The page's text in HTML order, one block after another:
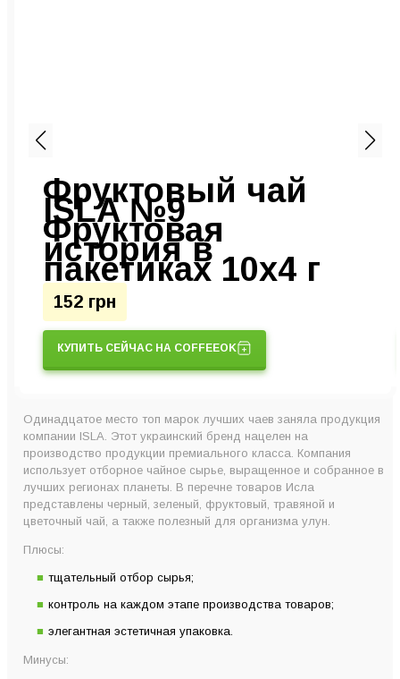
Фруктовый чай
ISLA №9
Фруктовая
история в
пакетиках 10х4 г
152 грн
КУПИТЬ СЕЙЧАС НА COFFEEOK
Одинадцатое место топ марок лучших чаев заняла продукция
компании ISLA. Этот украинский бренд нацелен на
производство продукции премиального класса. Компания
использует отборное чайное сырье, выращенное и собранное в
лучших регионах планеты. В перечне товаров Исла
представлены черный, зеленый, фруктовый, травяной и
цветочный чай, а также полезный для организма улун.
Плюсы:
тщательный отбор сырья;
контроль на каждом этапе производства товаров;
элегантная эстетичная упаковка.
Минусы: